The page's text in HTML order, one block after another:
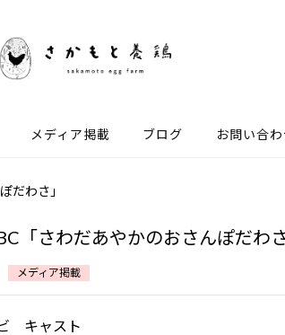
メディア掲載 ブログ お問い合わ
だわさ」
「さわだあやかのおさんぽだわさ
メディア掲載
キャスト